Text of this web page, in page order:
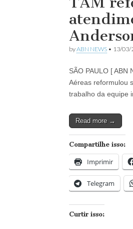
byABN NEWS • 13/03/
SÃO PAULO [
Aéreas reformulou
trabalho da equipe
Read more →
Compartilhe isso:
Imprimir
Telegram
Curtir isso: